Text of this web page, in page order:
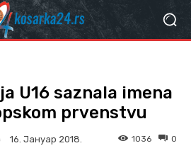
U16 saznala imena
prvenstvu
16. Јануар 2018. 0
1036